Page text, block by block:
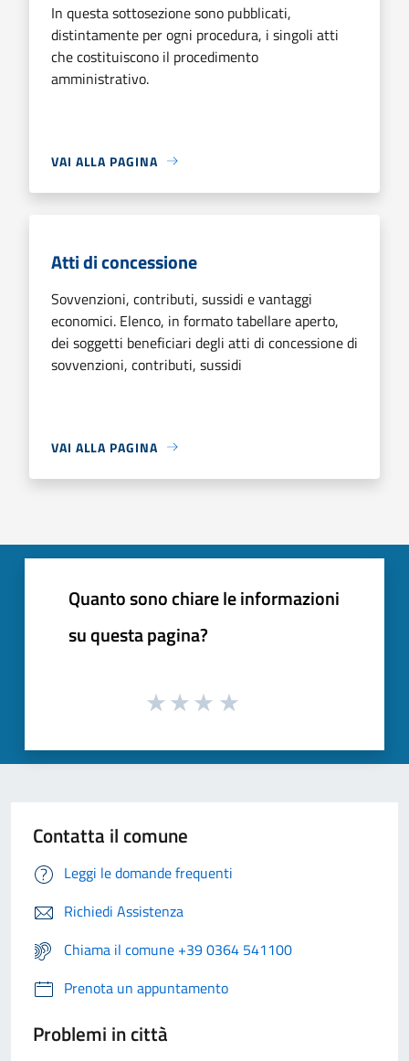
In questa sottosezione sono pubblicati,
distintamente per ogni procedura, i singoli atti
che costituiscono il procedimento
amministrativo.
VAI ALLA PAGINA
Atti di concessione
Sovvenzioni, contributi, sussidi e vantaggi
economici. Elenco, in formato tabellare aperto,
dei soggetti beneficiari degli atti di concessione di
sovvenzioni, contributi, sussidi
VAI ALLA PAGINA
Quanto sono chiare le informazioni
su questa pagina?
Contatta il comune
Leggi le domande frequenti
Richiedi Assistenza
Chiama il comune +39 0364 541100
Prenota un appuntamento
Problemi in città